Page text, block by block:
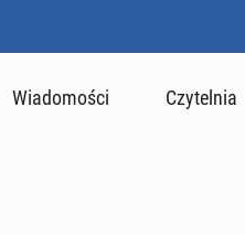
Wiadomości Czytelnia